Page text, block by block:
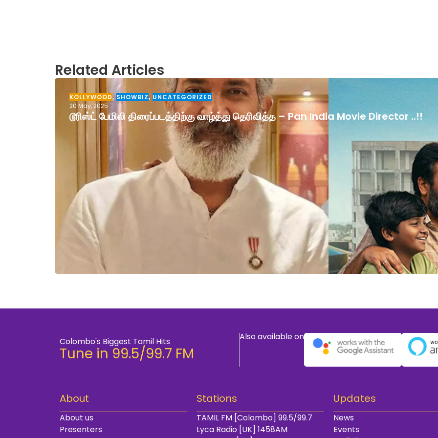
Related Articles
KOLLYWOOD,SHOWBIZ, UNCATEGORIZED
20 May, 2025
டூரிஸ்ட் பேமிலி திரைப்படத்திற்கு வாழ்த்து தெரிவித்த – Pan India Movie Director ..!!
Colombo's Biggest Tamil Hits
Tune in 99.5/99.7 FM
Also available on
About
About us
Presenters
Stations
TAMIL FM [Colombo] 99.5/99.7
Lyca Radio [UK] 1458AM
Updates
News
Events